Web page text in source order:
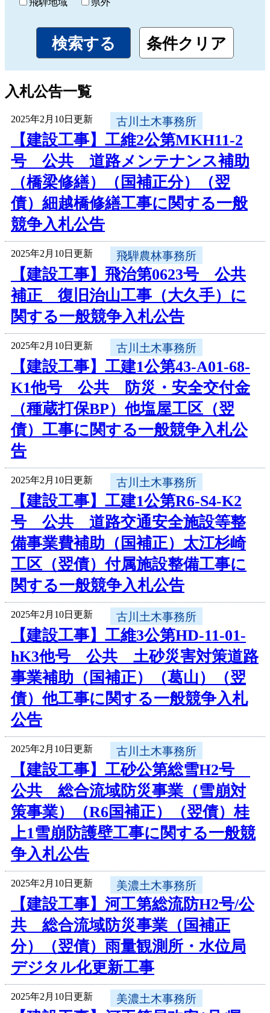
入札公告一覧
2025年2月10日更新 古川土木事務所
【建設工事】工維2公第MKH11-2
号 公共 道路メンテナンス補助
（橋梁修繕）（国補正分）（翌
債）細越橋修繕工事に関する一般
競争入札公告
2025年2月10日更新 飛騨農林事務所
【建設工事】飛治第0623号 公共
補正 復旧治山工事（大久手）に
関する一般競争入札公告
2025年2月10日更新 古川土木事務所
【建設工事】工建1公第43-A01-68-
K1他号 公共 防災・安全交付金
（種蔵打保BP）他塩屋工区（翌
債）工事に関する一般競争入札公
告
2025年2月10日更新 古川土木事務所
【建設工事】工建1公第R6-S4-K2
号 公共 道路交通安全施設等整
備事業費補助（国補正）太江杉崎
工区（翌債）付属施設整備工事に
関する一般競争入札公告
2025年2月10日更新 古川土木事務所
【建設工事】工維3公第HD-11-01-
hK3他号 公共 土砂災害対策道路
事業補助（国補正）（葛山）（翌
債）他工事に関する一般競争入札
公告
2025年2月10日更新 古川土木事務所
【建設工事】工砂公第総雪H2号
公共 総合流域防災事業（雪崩対
策事業）（R6国補正）（翌債）桂
上1雪崩防護壁工事に関する一般競
争入札公告
2025年2月10日更新 美濃土木事務所
【建設工事】河工第総流防H2号/公
共 総合流域防災事業（国補正
分）（翌債）雨量観測所・水位局
デジタル化更新工事
2025年2月10日更新 美濃土木事務所